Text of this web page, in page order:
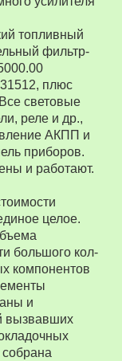
топливный
фильтр-
плюс
световые
реле и др.,
АКПП и
приборов.
и работают.
целое.
большого кол-
компонентов
и
вызвавших